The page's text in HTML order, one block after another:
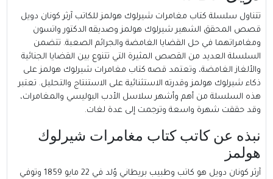
تتناول سلسلة كتاب مغامرات شيرلوك هولمز للكاتب آرثر كونان دويل
قصص المحقق الشهير شيرلوك هولمز وصديقه الدكتور واتسون
ومغامراتهما في حل القضايا الغامضة والجرائم الصعبة. تتضمن
السلسلة العديد من القصص المثيرة التي تتنوع بين القضايا الجنائية
والألغاز الغامضة، وتعتمد قصه كتاب مغامرات شيرلوك هولمز على
ذكاء شيرلوك هولمز وقدرته الاستثنائية على الاستنتاج والتحليل. تعتبر
هذه السلسلة من أهم وأشهر سلاسل الأدب البوليسي والمغامرات،
وقد حققت شهرة واسعة وترجمت إلى عدة لغات.
نبذه عن كاتب كتاب مغامرات شيرلوك
هولمز
آرثر كونان دويل
هو كاتب وطبيب بريطاني وُلد في 22 مايو 1859 وتوفي